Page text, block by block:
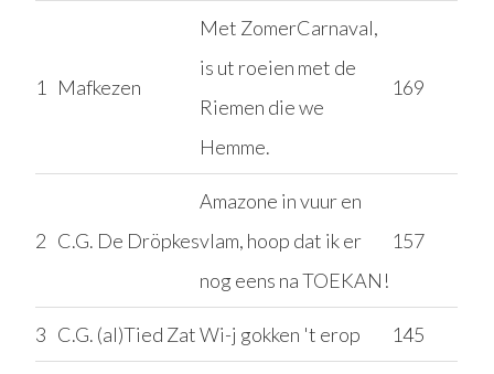
1 Mafkezen
Met ZomerCarnaval,
is ut roeien met de
Riemen die we
Hemme.
169
2 C.G. De Dröpkes
Amazone in vuur en
vlam, hoop dat ik er
nog eens na TOEKAN!
157
3 C.G. (al)Tied ZatWi-j gokken 't erop 145